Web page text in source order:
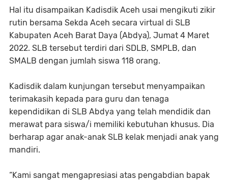
Hal itu disampaikan Kadisdik Aceh usai mengikuti zikir
rutin bersama Sekda Aceh secara virtual di SLB
Kabupaten Aceh Barat Daya (Abdya), Jumat 4 Maret
2022. SLB tersebut terdiri dari SDLB, SMPLB, dan
SMALB dengan jumlah siswa 118 orang.
Kadisdik dalam kunjungan tersebut menyampaikan
terimakasih kepada para guru dan tenaga
kependidikan di SLB Abdya yang telah mendidik dan
merawat para siswa/i memiliki kebutuhan khusus. Dia
berharap agar anak-anak SLB kelak menjadi anak yang
mandiri.
“Kami sangat mengapresiasi atas pengabdian bapak